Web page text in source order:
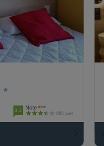
3.3 Note
965 avis